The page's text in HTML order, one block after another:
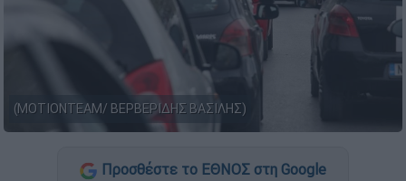
(ΜΟΤΙΟΝΤΕΑΜ/ ΒΕΡΒΕΡΙΔΗΣ ΒΑΣΙΛΗΣ)
Προσθέστε το ΕΘΝΟΣ στη Google